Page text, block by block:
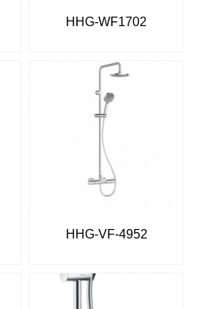
HHG-WF1702
HHG-VF-4952